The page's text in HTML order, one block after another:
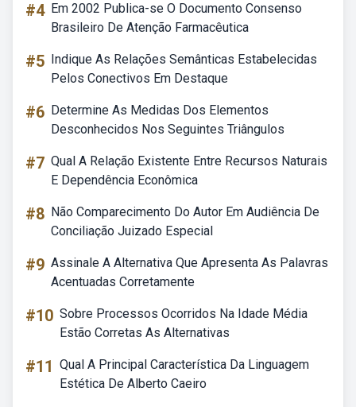
#4 Em 2002 Publica-se O Documento Consenso
Brasileiro De Atenção Farmacêutica
#5 Indique As Relações Semânticas Estabelecidas
Pelos Conectivos Em Destaque
#6 Determine As Medidas Dos Elementos
Desconhecidos Nos Seguintes Triângulos
#7 Qual A Relação Existente Entre Recursos Naturais
E Dependência Econômica
#8 Não Comparecimento Do Autor Em Audiência De
Conciliação Juizado Especial
#9 Assinale A Alternativa Que Apresenta As Palavras
Acentuadas Corretamente
#10 Sobre Processos Ocorridos Na Idade Média
Estão Corretas As Alternativas
#11 Qual A Principal Característica Da Linguagem
Estética De Alberto Caeiro